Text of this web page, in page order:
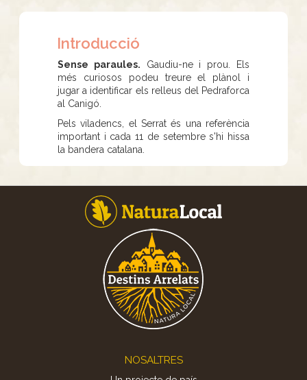
Introducció
Sense paraules. Gaudiu-ne i prou. Els
més curiosos podeu treure el plànol i
jugar a identificar els relleus del Pedraforca
al Canigó.
Pels viladencs, el Serrat és una referència
important i cada 11 de setembre s'hi hissa
la bandera catalana.
NOSALTRES